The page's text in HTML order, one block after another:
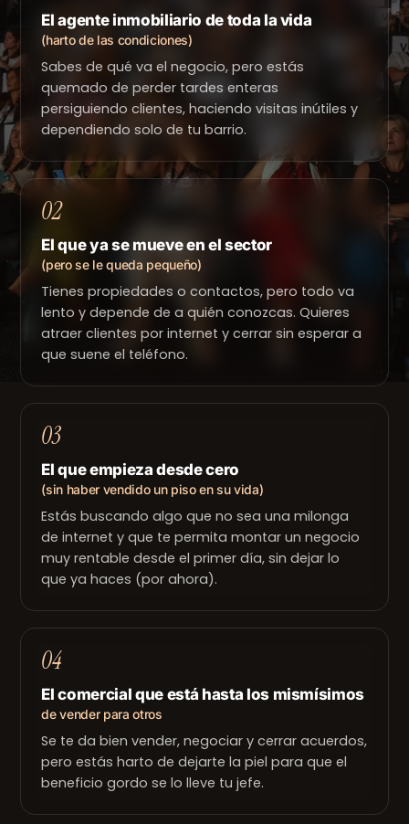
El agente inmobiliario de toda la vida
(harto de las condiciones)
Sabes de qué va el negocio, pero estás
quemado de perder tardes enteras
persiguiendo clientes, haciendo visitas inútiles y
dependiendo solo de tu barrio.
02
El que ya se mueve en el sector
(pero se le queda pequeño)
Tienes propiedades o contactos, pero todo va
lento y depende de a quién conozcas. Quieres
atraer clientes por internet y cerrar sin esperar a
que suene el teléfono.
03
El que empieza desde cero
(sin haber vendido un piso en su vida)
Estás buscando algo que no sea una milonga
de internet y que te permita montar un negocio
muy rentable desde el primer día, sin dejar lo
que ya haces (por ahora).
04
El comercial que está hasta los mismísimos
de vender para otros
Se te da bien vender, negociar y cerrar acuerdos,
pero estás harto de dejarte la piel para que el
beneficio gordo se lo lleve tu jefe.